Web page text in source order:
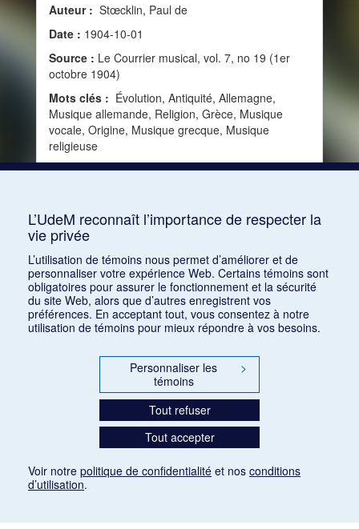
Auteur : Stœcklin, Paul de
Date : 1904-10-01
Source : Le Courrier musical, vol. 7, no 19 (1er
octobre 1904)
Mots clés : Évolution, Antiquité, Allemagne,
Musique allemande, Religion, Grèce, Musique
vocale, Origine, Musique grecque, Musique
religieuse
1 2 3 4 5 6 7
L’UdeM reconnaît l’importance de respecter la
vie privée
L’utilisation de témoins nous permet d’améliorer et de
personnaliser votre expérience Web. Certains témoins sont
obligatoires pour assurer le fonctionnement et la sécurité
du site Web, alors que d’autres enregistrent vos
préférences. En acceptant tout, vous consentez à notre
utilisation de témoins pour mieux répondre à vos besoins.
Personnaliser les
témoins
>
Tout refuser
Tout accepter
Voir notre politique de confidentialité et nos conditions
d’utilisation.